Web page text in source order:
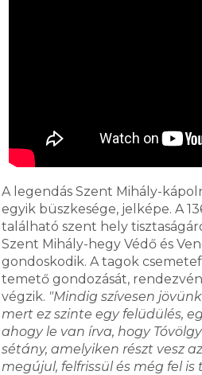
A legendás Szent Mihály-
egyik büszkesége, jelképe. A
található szent hely
Szent Mihály-hegy Védő és
gondoskodik. A tagok
temető gondozását,
végzik. "Mindig szívesen
mert ez szinte egy felüdülés,
ahogy le van írva, hogy
sétány, amelyiken részt vesz
megújul, felfrissül és még fel is